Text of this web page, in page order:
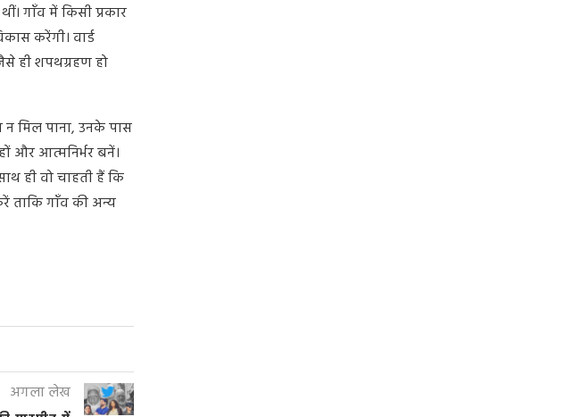
गाँव में किसी प्रकार
करेंगी। वार्ड
ही शपथग्रहण हो
मिल पाना, उनके पास
और आत्मनिर्भर बनें।
ही वो चाहती हैं कि
ताकि गाँव की अन्य
अगला लेख